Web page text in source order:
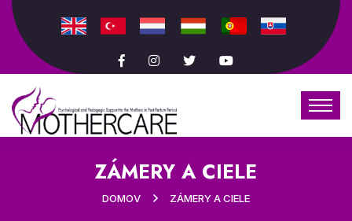
ZÁMERY A CIELE
DOMOV ZÁMERY A CIELE